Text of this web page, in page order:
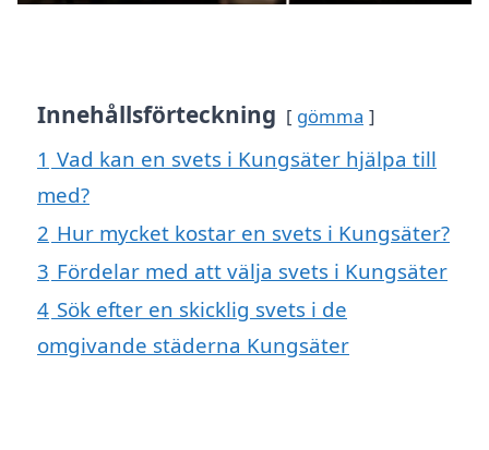
Innehållsförteckning gömma
1 Vad kan en svets i Kungsäter hjälpa till
med?
2 Hur mycket kostar en svets i Kungsäter?
3 Fördelar med att välja svets i Kungsäter
4 Sök efter en skicklig svets i de
omgivande städerna Kungsäter